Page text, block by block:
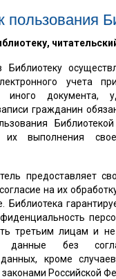
пользования
Библиотеку
учета
документа,
гражданин
их выполнения
предоставляет
на их
Библиотека
третьим лицам и не
данные без
кроме
Российской